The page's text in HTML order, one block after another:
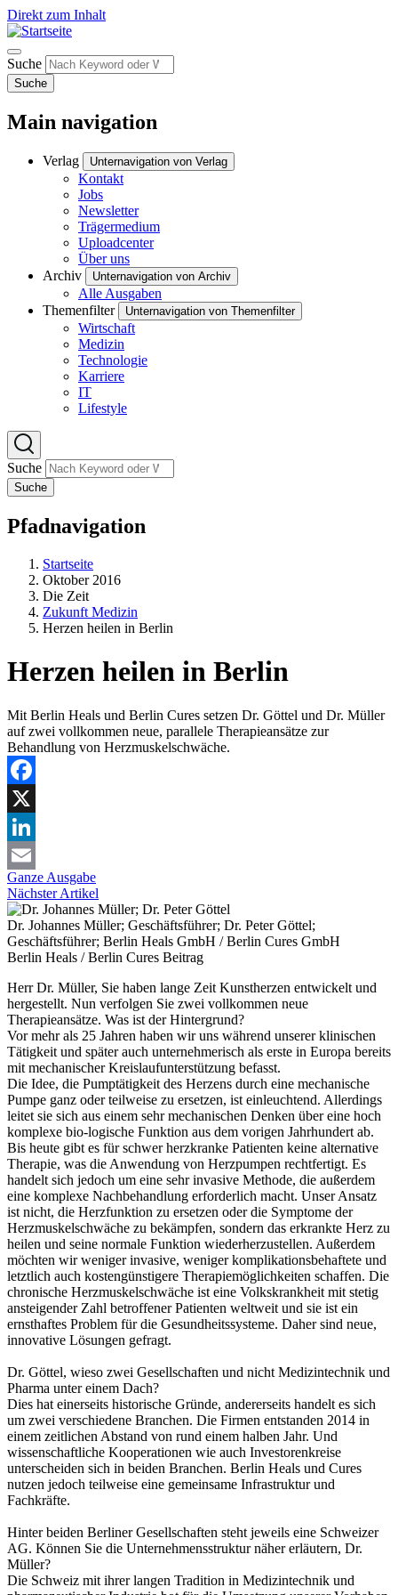
Direkt zum Inhalt
Suche
Suche
Main navigation
Verlag Unternavigation von Verlag
Kontakt
Jobs
Newsletter
Trägermedium
Uploadcenter
Über uns
Archiv
Unternavigation von Archiv
Alle Ausgaben
Themenfilter
Unternavigation von Themenfilter
Wirtschaft
Medizin
Technologie
Karriere
IT
Lifestyle
Suche
Suche
Pfadnavigation
Startseite
Oktober 2016
Die Zeit
Zukunft Medizin
Herzen heilen in Berlin
Herzen heilen in Berlin
Mit Berlin Heals und Berlin Cures setzen Dr. Göttel und Dr. Müller
auf zwei vollkommen neue, parallele Therapieansätze zur
Behandlung von Herzmuskelschwäche.
Facebook
X
LinkedIn
Email
Ganze Ausgabe
Nächster Artikel
Dr. Johannes Müller; Geschäftsführer; Dr. Peter Göttel;
Geschäftsführer; Berlin Heals GmbH / Berlin Cures GmbH
Berlin Heals / Berlin Cures Beitrag
Herr Dr. Müller, Sie haben lange Zeit Kunstherzen entwickelt und
hergestellt. Nun verfolgen Sie zwei vollkommen neue
Therapieansätze. Was ist der Hintergrund?
Vor mehr als 25 Jahren haben wir uns während unserer klinischen
Tätigkeit und später auch unternehmerisch als erste in Europa bereits
mit mechanischer Kreislaufunterstützung befasst.
Die Idee, die Pumptätigkeit des Herzens durch eine mechanische
Pumpe ganz oder teilweise zu ersetzen, ist einleuchtend. Allerdings
leitet sie sich aus einem sehr mechanischen Denken über eine hoch
komplexe bio-logische Funktion aus dem vorigen Jahrhundert ab.
Bis heute gibt es für schwer herzkranke Patienten keine alternative
Therapie, was die Anwendung von Herzpumpen rechtfertigt. Es
handelt sich jedoch um eine sehr invasive Methode, die außerdem
eine komplexe Nachbehandlung erforderlich macht. Unser Ansatz
ist nicht, die Herzfunktion zu ersetzen oder die Symptome der
Herzmuskelschwäche zu bekämpfen, sondern das erkrankte Herz zu
heilen und seine normale Funktion wiederherzustellen. Außerdem
möchten wir weniger invasive, weniger komplikationsbehaftete und
letztlich auch kostengünstigere Therapiemöglichkeiten schaffen. Die
chronische Herzmuskelschwäche ist eine Volkskrankheit mit stetig
ansteigender Zahl betroffener Patienten weltweit und sie ist ein
ernsthaftes Problem für die Gesundheitssysteme. Daher sind neue,
innovative Lösungen gefragt.
Dr. Göttel, wieso zwei Gesellschaften und nicht Medizintechnik und
Pharma unter einem Dach?
Dies hat einerseits historische Gründe, andererseits handelt es sich
um zwei verschiedene Branchen. Die Firmen entstanden 2014 in
einem zeitlichen Abstand von rund einem halben Jahr. Und
wissenschaftliche Kooperationen wie auch Investorenkreise
unterscheiden sich in beiden Branchen. Berlin Heals und Cures
nutzen jedoch teilweise eine gemeinsame Infrastruktur und
Fachkräfte.
Hinter beiden Berliner Gesellschaften steht jeweils eine Schweizer
AG. Können Sie die Unternehmensstruktur näher erläutern, Dr.
Müller?
Die Schweiz mit ihrer langen Tradition in Medizintechnik und